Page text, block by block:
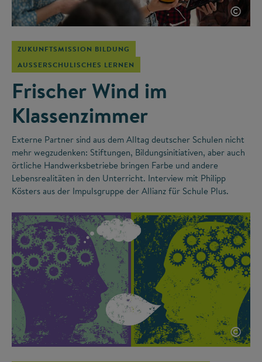
©
ZUKUNFTSMISSION BILDUNG
AUSSERSCHULISCHES LERNEN
Frischer Wind im
Klassenzimmer
Externe Partner sind aus dem Alltag deutscher Schulen nicht
mehr wegzudenken: Stiftungen, Bildungsinitiativen, aber auch
örtliche Handwerksbetriebe bringen Farbe und andere
Lebensrealitäten in den Unterricht. Interview mit Philipp
Kösters aus der Impulsgruppe der Allianz für Schule Plus.
©